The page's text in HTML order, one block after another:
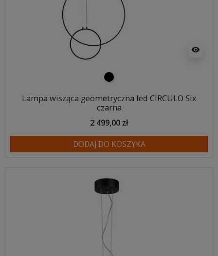
visibility
czarny
Lampa wisząca geometryczna led CIRCULO Six
czarna
2 499,00 zł
DODAJ DO KOSZYKA